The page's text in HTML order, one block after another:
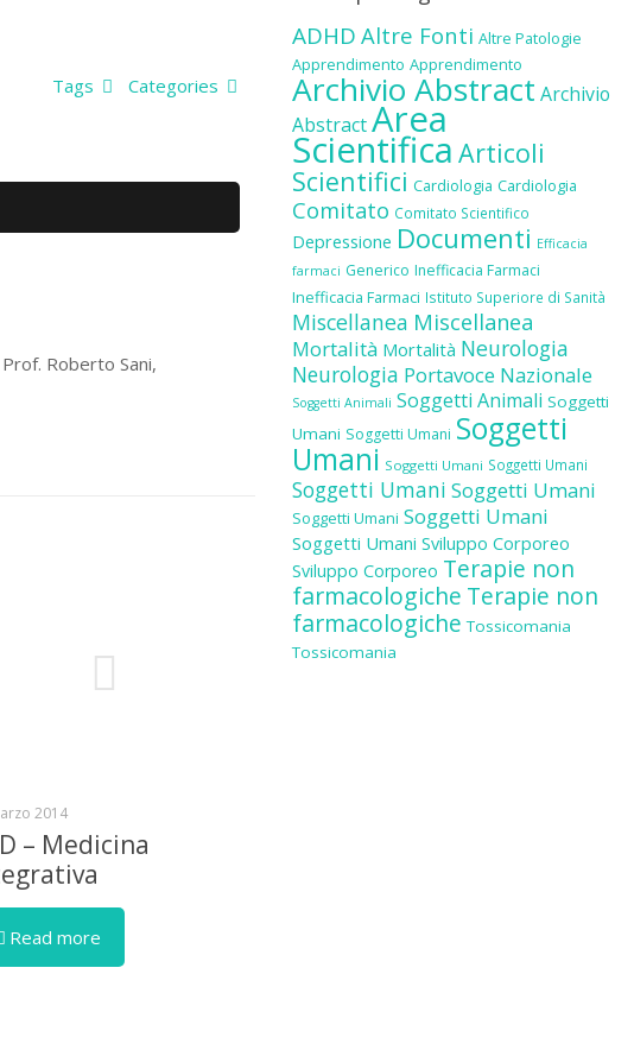
Categories
Tags
Roberto Sani,
2014
– Medicina
Read more
ADHD Altre Fonti Altre Patologie
Apprendimento Apprendimento
Archivio Abstract Archivio
AbstractArea
Scientifica Articoli
Scientifici Cardiologia Cardiologia
Comitato Comitato Scientifico
Depressione Documenti Efficacia
farmaci Generico Inefficacia Farmaci
Inefficacia Farmaci Istituto Superiore di Sanità
Miscellanea Miscellanea
Mortalità Mortalità Neurologia
Neurologia Portavoce Nazionale
Soggetti Animali Soggetti Animali Soggetti
Umani Soggetti Umani Soggetti
Umani Soggetti Umani Soggetti Umani
Soggetti Umani Soggetti Umani
Soggetti Umani Soggetti Umani
Soggetti Umani Sviluppo Corporeo
Sviluppo Corporeo Terapie non
farmacologiche Terapie non
farmacologiche Tossicomania
Tossicomania